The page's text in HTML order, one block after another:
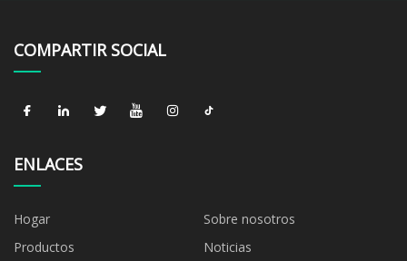
COMPARTIR SOCIAL
ENLACES
Hogar
Sobre nosotros
Productos
Noticias